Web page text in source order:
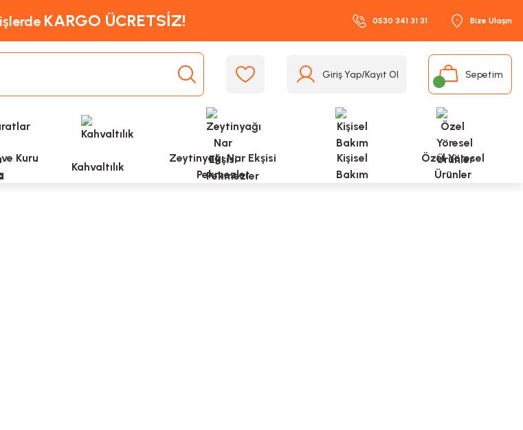
KARGO ÜCRETSİZ! 0530 341 31 31 Bize Ulaşın
Giriş Yap/Kayıt Ol Sepetim
Kuru
Kahvaltılık
Zeytinyağı Nar Ekşisi
Pekmezler
Kişisel
Bakım
Özel Yöresel
Ürünler